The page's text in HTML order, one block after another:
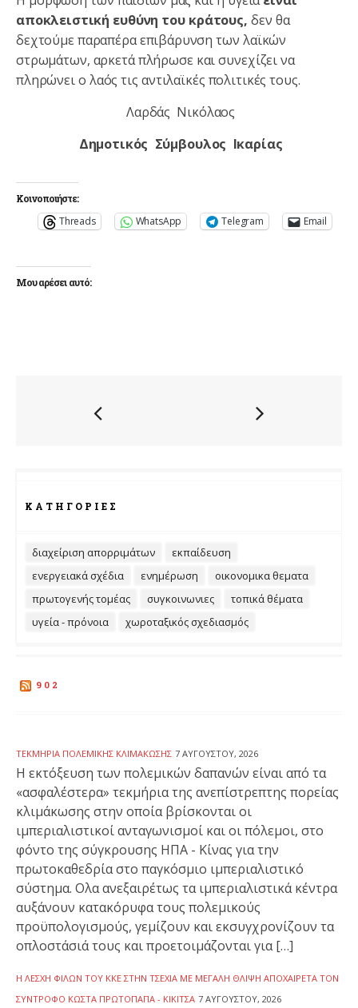
αποκλειστική ευθύνη του κράτους, δεν θα
δεχτούμε παραπέρα επιβάρυνση των λαϊκών
στρωμάτων, αρκετά πλήρωσε και συνεχίζει να
πληρώνει ο λαός τις αντιλαϊκές πολιτικές τους.
Λαρδάς Νικόλαος
Δημοτικός Σύμβουλος Ικαρίας
Κοινοποιήστε:
Threads WhatsApp Telegram Email
Μου αρέσει αυτό:
ΚΑΤΗΓΟΡΊΕΣ
διαχείριση απορριμάτων
εκπαίδευση
ενεργειακά σχέδια
ενημέρωση
οικονομικα θεματα
πρωτογενής τομέας
συγκοινωνιες
τοπικά θέματα
υγεία - πρόνοια
χωροταξικός σχεδιασμός
902
ΤΕΚΜΉΡΙΑ ΠΟΛΕΜΙΚΉΣ ΚΛΙΜΆΚΩΣΗΣ 7 ΑΥΓΟΎΣΤΟΥ, 2026
Η εκτόξευση των πολεμικών δαπανών είναι από τα
«ασφαλέστερα» τεκμήρια της ανεπίστρεπτης πορείας
κλιμάκωσης στην οποία βρίσκονται οι
ιμπεριαλιστικοί ανταγωνισμοί και οι πόλεμοι, στο
φόντο της σύγκρουσης ΗΠΑ - Κίνας για την
πρωτοκαθεδρία στο παγκόσμιο ιμπεριαλιστικό
σύστημα. Ολα ανεξαιρέτως τα ιμπεριαλιστικά κέντρα
αυξάνουν κατακόρυφα τους πολεμικούς
προϋπολογισμούς, γεμίζουν και εκσυγχρονίζουν τα
οπλοστάσιά τους και προετοιμάζονται για […]
Η ΛΈΣΧΗ ΦΊΛΩΝ ΤΟΥ ΚΚΕ ΣΤΗΝ ΤΣΕΧΊΑ ΜΕ ΜΕΓΆΛΗ ΘΛΊΨΗ ΑΠΟΧΑΙΡΕΤΆ ΤΟΝ
ΣΎΝΤΡΟΦΟ ΚΏΣΤΑ ΠΡΩΤΌΠΑΠΑ - ΚΙΚΊΤΣΑ 7 ΑΥΓΟΎΣΤΟΥ, 2026